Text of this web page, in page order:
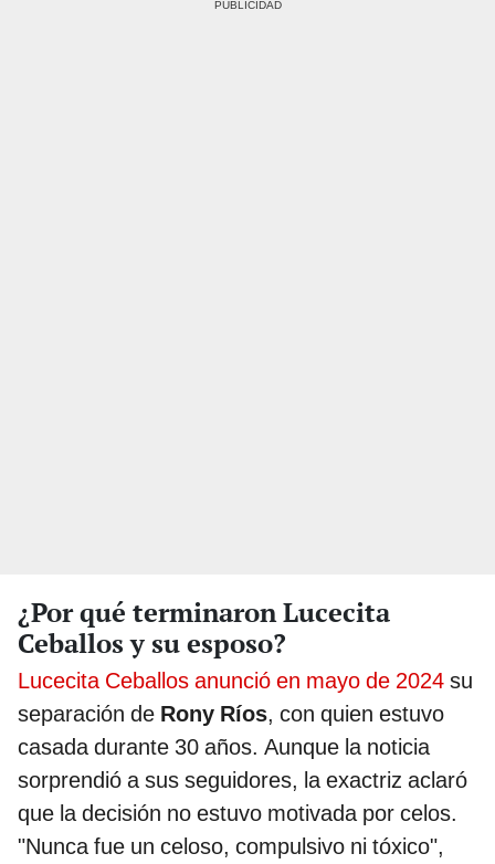
¿Por qué terminaron Lucecita
Ceballos y su esposo?
Lucecita Ceballos anunció en mayo de 2024 su
separación de Rony Ríos, con quien estuvo
casada durante 30 años. Aunque la noticia
sorprendió a sus seguidores, la exactriz aclaró
que la decisión no estuvo motivada por celos.
"Nunca fue un celoso, compulsivo ni tóxico",